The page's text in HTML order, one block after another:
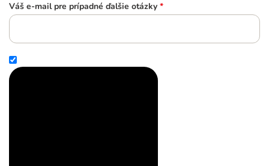
Váš e-mail pre prípadné ďalšie otázky *